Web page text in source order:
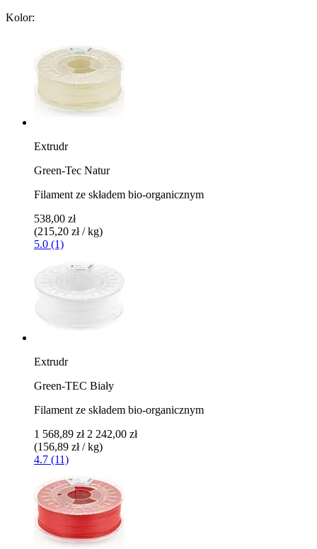
Kolor:
Extrudr
Green-Tec Natur
Filament ze składem bio-organicznym
538,00 zł
(215,20 zł / kg)
5.0 (1)
Extrudr
Green-TEC Biały
Filament ze składem bio-organicznym
1 568,89 zł 2 242,00 zł
(156,89 zł / kg)
4.7 (11)